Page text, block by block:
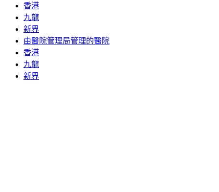
香港
九龍
新界
由醫院管理局管理的醫院
香港
九龍
新界